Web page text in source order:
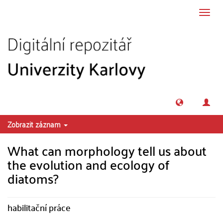
Zobrazit záznam
What can morphology tell us about
the evolution and ecology of
diatoms?
habilitační práce